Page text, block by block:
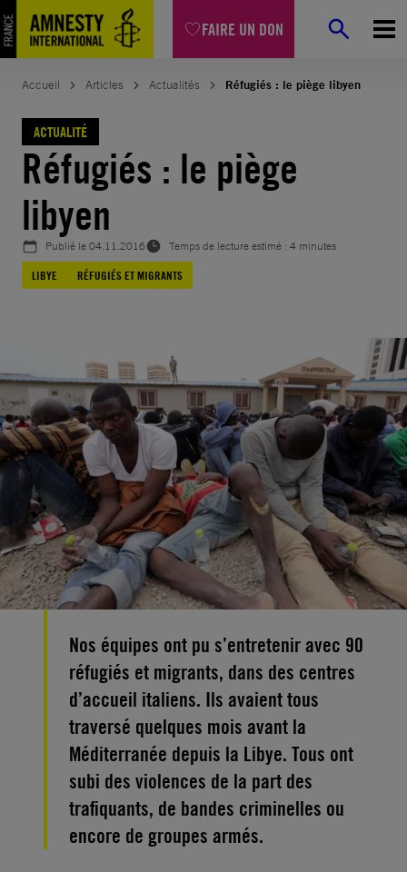
FAIRE UN DON
Aller
au
contenu
Accueil Articles Actualités Réfugiés : le piège libyen
ACTUALITÉ
Réfugiés : le piège
libyen
Publié le04.11.2016
Temps de lecture estimé : 4 minutes
LIBYE
RÉFUGIÉS ET MIGRANTS
Nos équipes ont pu s’entretenir avec 90
réfugiés et migrants, dans des centres
d’accueil italiens. Ils avaient tous
traversé quelques mois avant la
Méditerranée depuis la Libye. Tous ont
subi des violences de la part des
trafiquants, de bandes criminelles ou
encore de groupes armés.